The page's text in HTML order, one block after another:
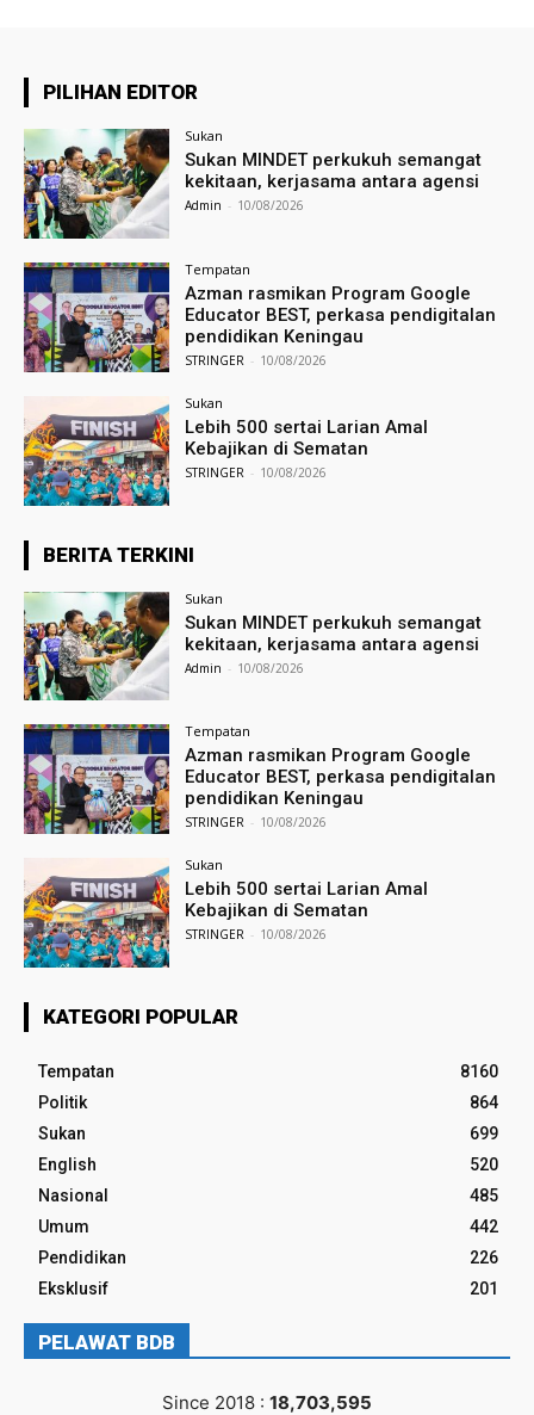
PILIHAN EDITOR
Sukan
Sukan MINDET perkukuh semangat
kekitaan, kerjasama antara agensi
Admin - 10/08/2026
Tempatan
Azman rasmikan Program Google
Educator BEST, perkasa pendigitalan
pendidikan Keningau
STRINGER - 10/08/2026
Sukan
Lebih 500 sertai Larian Amal
Kebajikan di Sematan
STRINGER - 10/08/2026
BERITA TERKINI
Sukan
Sukan MINDET perkukuh semangat
kekitaan, kerjasama antara agensi
Admin - 10/08/2026
Tempatan
Azman rasmikan Program Google
Educator BEST, perkasa pendigitalan
pendidikan Keningau
STRINGER - 10/08/2026
Sukan
Lebih 500 sertai Larian Amal
Kebajikan di Sematan
STRINGER - 10/08/2026
KATEGORI POPULAR
Tempatan
8160
Politik
864
Sukan
699
English
520
Nasional
485
Umum
442
Pendidikan
226
Eksklusif
201
PELAWAT BDB
Since 2018 : 18,703,595